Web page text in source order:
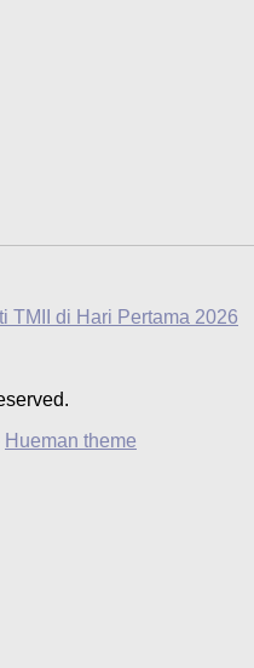
TMII di Hari Pertama 2026
Hueman theme